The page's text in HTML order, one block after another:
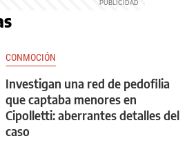
CONMOCIÓN
Investigan una red de pedofilia
que captaba menores en
Cipolletti: aberrantes detalles del
caso